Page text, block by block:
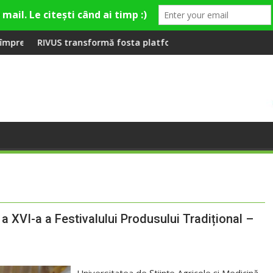
la Fashion Village
fosta platformă Carbochim într-un nou centru cultural
XVI-a a Festivalului Produsului Tradițional –